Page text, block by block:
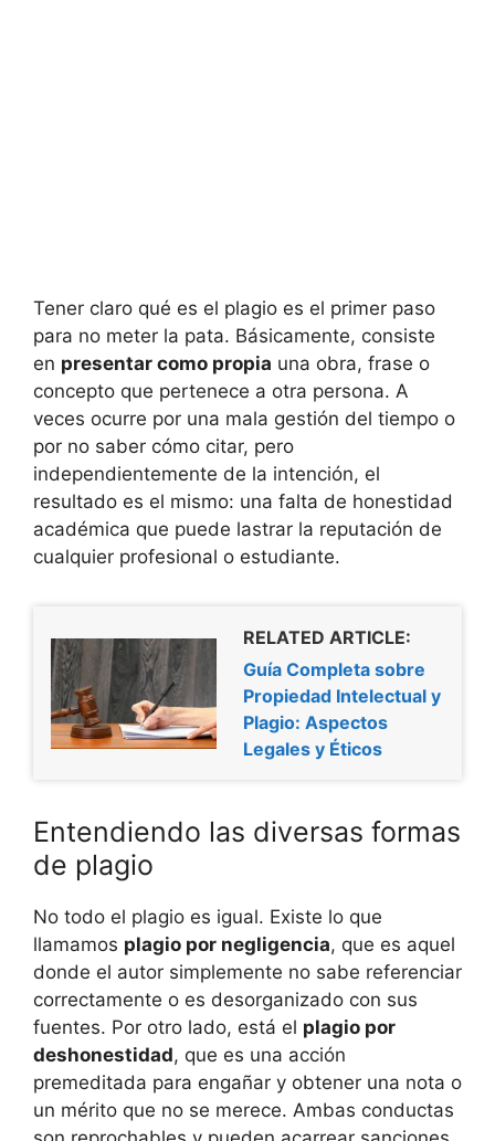
Tener claro qué es el plagio es el primer paso
para no meter la pata. Básicamente, consiste
en presentar como propia una obra, frase o
concepto que pertenece a otra persona. A
veces ocurre por una mala gestión del tiempo o
por no saber cómo citar, pero
independientemente de la intención, el
resultado es el mismo: una falta de honestidad
académica que puede lastrar la reputación de
cualquier profesional o estudiante.
RELATED ARTICLE:
Guía Completa sobre
Propiedad Intelectual y
Plagio: Aspectos
Legales y Éticos
Entendiendo las diversas formas
de plagio
No todo el plagio es igual. Existe lo que
llamamos plagio por negligencia, que es aquel
donde el autor simplemente no sabe referenciar
correctamente o es desorganizado con sus
fuentes. Por otro lado, está el plagio por
deshonestidad, que es una acción
premeditada para engañar y obtener una nota o
un mérito que no se merece. Ambas conductas